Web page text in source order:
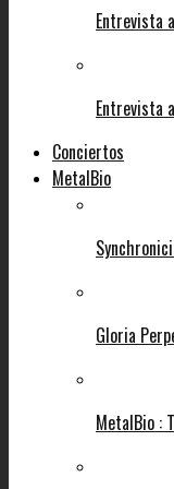
Entrevista
Entrevista
Conciertos
MetalBio
Gloria
MetalBio :